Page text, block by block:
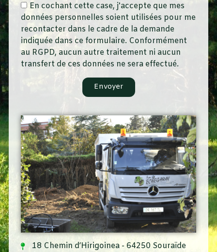
En cochant cette case, j'accepte que mes
données personnelles soient utilisées pour me
recontacter dans le cadre de la demande
indiquée dans ce formulaire. Conformément
au RGPD, aucun autre traitement ni aucun
transfert de ces données ne sera effectué.
Envoyer
18 Chemin d’Hirigoinea - 64250 Souraïde